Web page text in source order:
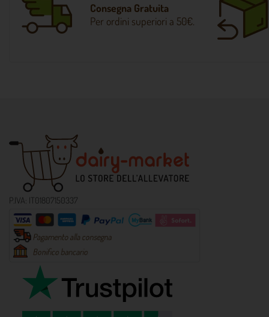
Consegna Gratuita
Per ordini superiori a 50€.
P.IVA: IT01807150337